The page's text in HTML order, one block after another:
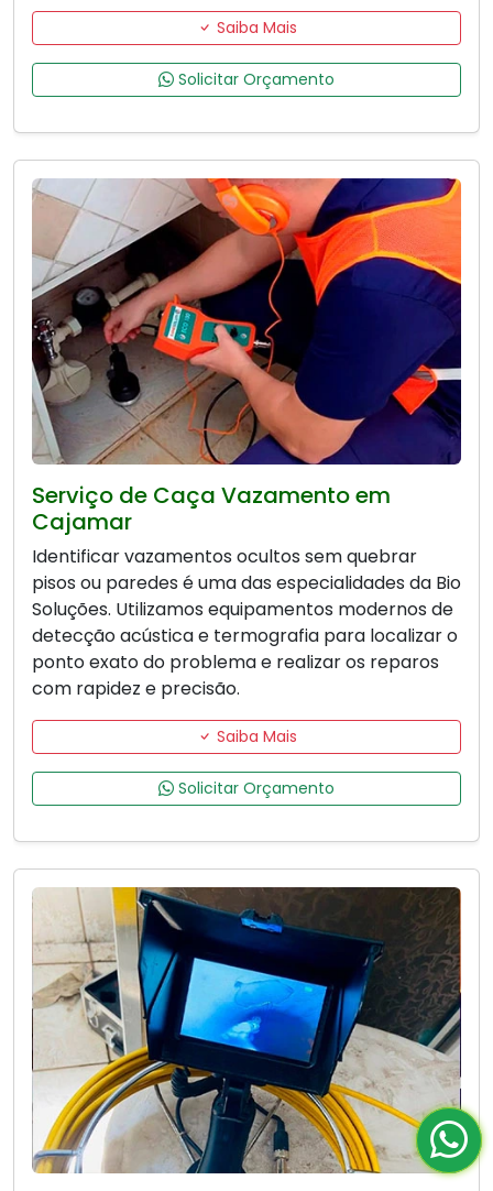
Saiba Mais
Solicitar Orçamento
Serviço de Caça Vazamento em
Cajamar
Identificar vazamentos ocultos sem quebrar
pisos ou paredes é uma das especialidades da Bio
Soluções. Utilizamos equipamentos modernos de
detecção acústica e termografia para localizar o
ponto exato do problema e realizar os reparos
com rapidez e precisão.
Saiba Mais
Solicitar Orçamento